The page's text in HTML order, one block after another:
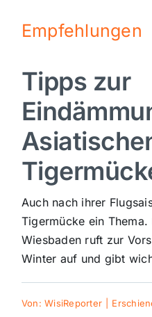
Nachrichten
Politik
Wirtschaft
Sport
Kultur
Panorama
Mein Stadtteil
Empfehlungen
Tipps zur
Auch nach ihrer
Tigermücke ein Thema.
Wiesbaden ruft zur
Winter auf und gibt
Von:WisiReporter